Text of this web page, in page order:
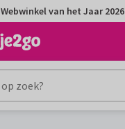
Webwinkel van het Jaar 2026